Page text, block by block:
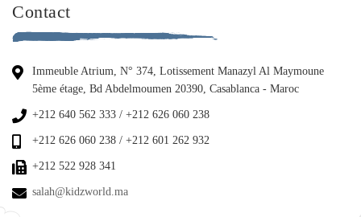
Contact
Immeuble Atrium, N° 374, Lotissement Manazyl Al Maymoune
5ème étage, Bd Abdelmoumen 20390, Casablanca - Maroc
+212 640 562 333 / +212 626 060 238
+212 626 060 238 / +212 601 262 932
+212 522 928 341
salah@kidzworld.ma